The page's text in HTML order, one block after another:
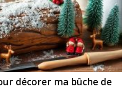
décorer ma bûche de